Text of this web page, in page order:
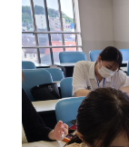
ミュージック科
声優・演劇科
ゲームクリエ
アニメ・マン
デザイン科